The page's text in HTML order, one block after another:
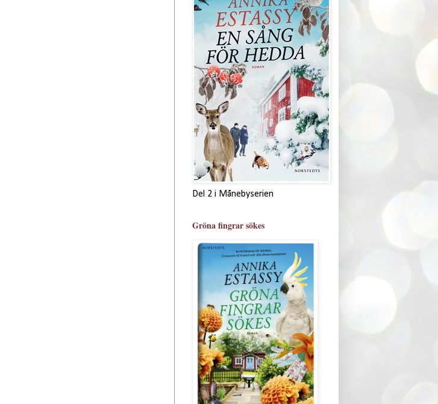
Del 2 i Månebyserien
Gröna fingrar sökes